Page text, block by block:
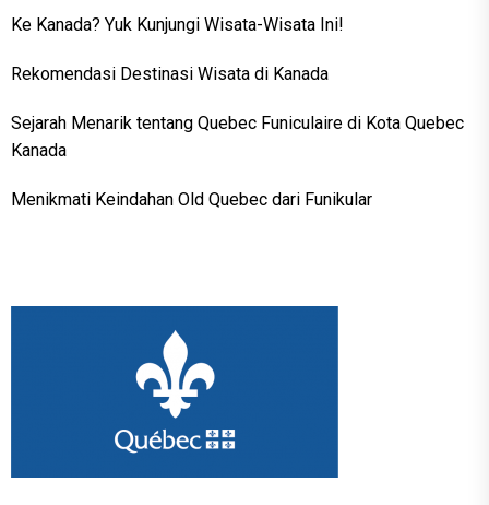
Ke Kanada? Yuk Kunjungi Wisata-Wisata Ini!
Rekomendasi Destinasi Wisata di Kanada
Sejarah Menarik tentang Quebec Funiculaire di Kota Quebec
Kanada
Menikmati Keindahan Old Quebec dari Funikular